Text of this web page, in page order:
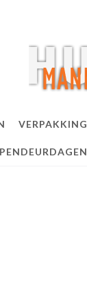
VERPAKKING